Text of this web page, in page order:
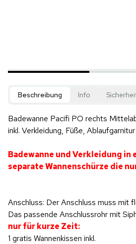
Beschreibung Info
Badewanne Pacifi PO rechts
inkl. Verkleidung, Füße, Ablaufgarnitur
Badewanne und Verkleidung
separate Wannenschürze die
Anschluss: Der Anschluss muss mit
Das passende Anschlussrohr mit
nur für kurze Zeit:
1 gratis Wannenkissen inkl.